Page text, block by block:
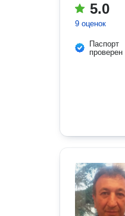
5.0
9 оценок
Паспорт
проверен